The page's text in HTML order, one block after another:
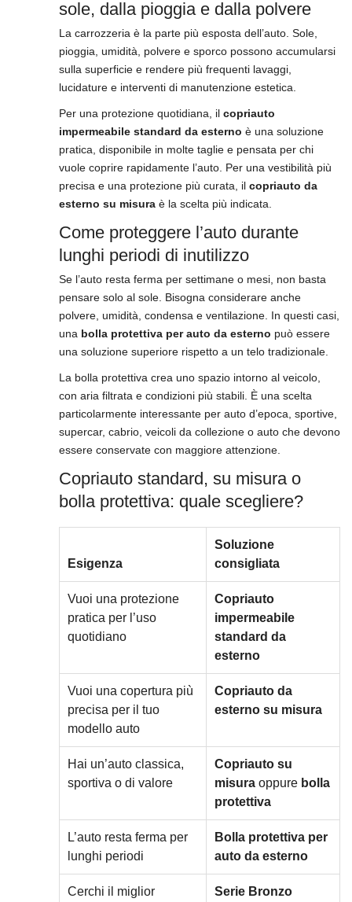
sole, dalla pioggia e dalla polvere
La carrozzeria è la parte più esposta dell’auto. Sole,
pioggia, umidità, polvere e sporco possono accumularsi
sulla superficie e rendere più frequenti lavaggi,
lucidature e interventi di manutenzione estetica.
Per una protezione quotidiana, il copriauto
impermeabile standard da esterno è una soluzione
pratica, disponibile in molte taglie e pensata per chi
vuole coprire rapidamente l’auto. Per una vestibilità più
precisa e una protezione più curata, il copriauto da
esterno su misura è la scelta più indicata.
Come proteggere l’auto durante
lunghi periodi di inutilizzo
Se l’auto resta ferma per settimane o mesi, non basta
pensare solo al sole. Bisogna considerare anche
polvere, umidità, condensa e ventilazione. In questi casi,
una bolla protettiva per auto da esterno può essere
una soluzione superiore rispetto a un telo tradizionale.
La bolla protettiva crea uno spazio intorno al veicolo,
con aria filtrata e condizioni più stabili. È una scelta
particolarmente interessante per auto d’epoca, sportive,
supercar, cabrio, veicoli da collezione o auto che devono
essere conservate con maggiore attenzione.
Copriauto standard, su misura o
bolla protettiva: quale scegliere?
Esigenza
Soluzione
consigliata
Vuoi una protezione
pratica per l’uso
quotidiano
Copriauto
impermeabile
standard da
esterno
Vuoi una copertura più
precisa per il tuo
modello auto
Copriauto da
esterno su misura
Hai un’auto classica,
sportiva o di valore
Copriauto su
misura oppure bolla
protettiva
L’auto resta ferma per
lunghi periodi
Bolla protettiva per
auto da esterno
Cerchi il miglior
Serie Bronzo